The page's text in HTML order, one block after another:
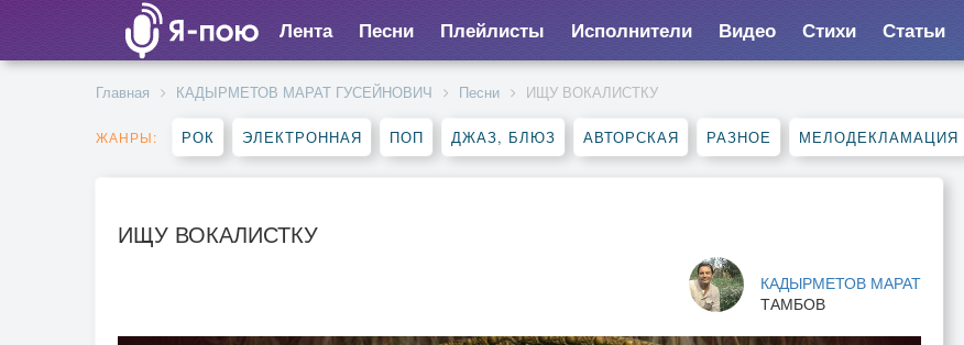
Лента Песни Плейлисты Исполнители Видео Стихи Статьи
Главная КАДЫРМЕТОВ МАРАТ ГУСЕЙНОВИЧ Песни ИЩУ ВОКАЛИСТКУ
ЖАНРЫ: РОК ЭЛЕКТРОННАЯ ПОП ДЖАЗ, БЛЮЗ АВТОРСКАЯ РАЗНОЕ МЕЛОДЕКЛАМАЦИЯ
ИЩУ ВОКАЛИСТКУ
КАДЫРМЕТОВ МАРАТ
ТАМБОВ